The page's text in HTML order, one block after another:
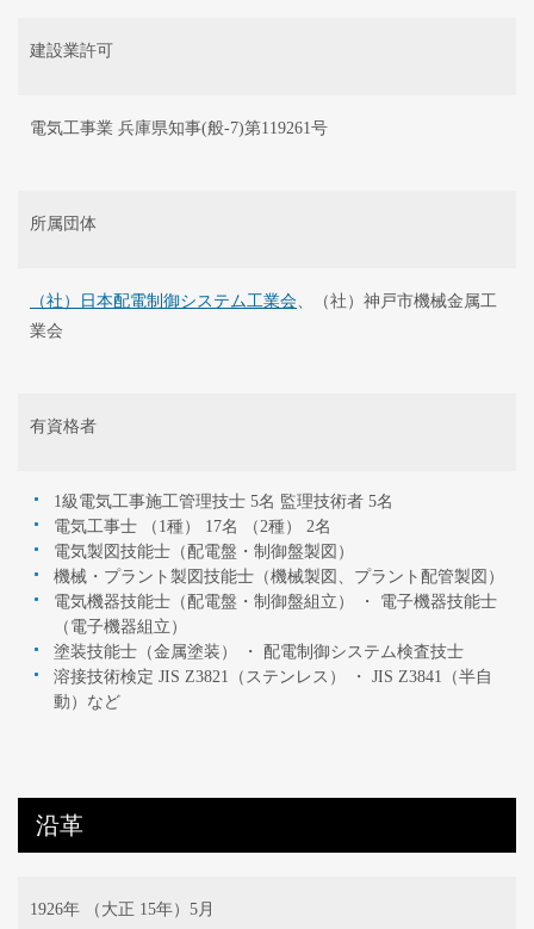
建設業許可
電気工事業 兵庫県知事(般-7)第119261号
所属団体
（社）日本配電制御システム工業会、（社）神戸市機械金属工
業会
有資格者
1級電気工事施工管理技士 5名 監理技術者 5名
電気工事士 （1種） 17名 （2種） 2名
電気製図技能士（配電盤・制御盤製図）
機械・プラント製図技能士（機械製図、プラント配管製図）
電気機器技能士（配電盤・制御盤組立） ・ 電子機器技能士
（電子機器組立）
塗装技能士（金属塗装） ・ 配電制御システム検査技士
溶接技術検定 JIS Z3821（ステンレス） ・ JIS Z3841（半自
動）など
沿革
1926年 （大正 15年）5月